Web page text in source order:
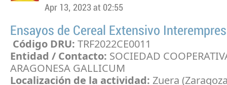
Apr 13, 2023 at 02:55
Ensayos de Cereal Extensivo
Código DRU: TRF2022CE0011
Entidad / Contacto: SOCIEDAD
ARAGONESA GALLICUM
Localización de la actividad: Zuera